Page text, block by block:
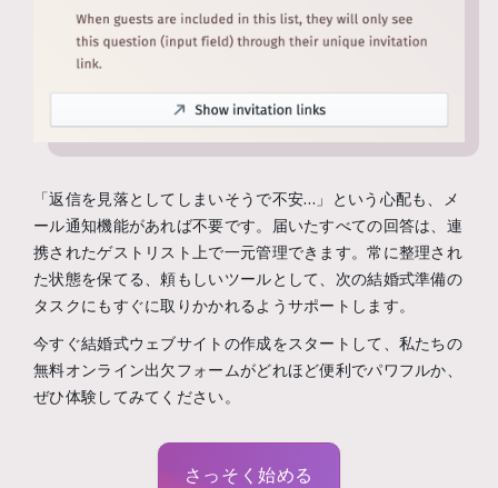
「返信を見落としてしまいそうで不安…」という心配も、メ
ール通知機能があれば不要です。届いたすべての回答は、連
携されたゲストリスト上で一元管理できます。常に整理され
た状態を保てる、頼もしいツールとして、次の結婚式準備の
タスクにもすぐに取りかかれるようサポートします。
今すぐ結婚式ウェブサイトの作成をスタートして、私たちの
無料オンライン出欠フォームがどれほど便利でパワフルか、
ぜひ体験してみてください。
さっそく始める